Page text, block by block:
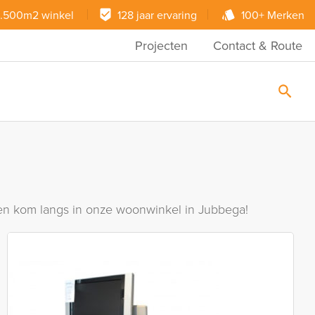
winkel 128 jaar ervaring 100+ Merken
Projecten Contact & Route
kom langs in onze woonwinkel in Jubbega!